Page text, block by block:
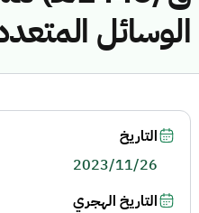
الوسائل
التاريخ
2023/11/26
التاريخ الهجري